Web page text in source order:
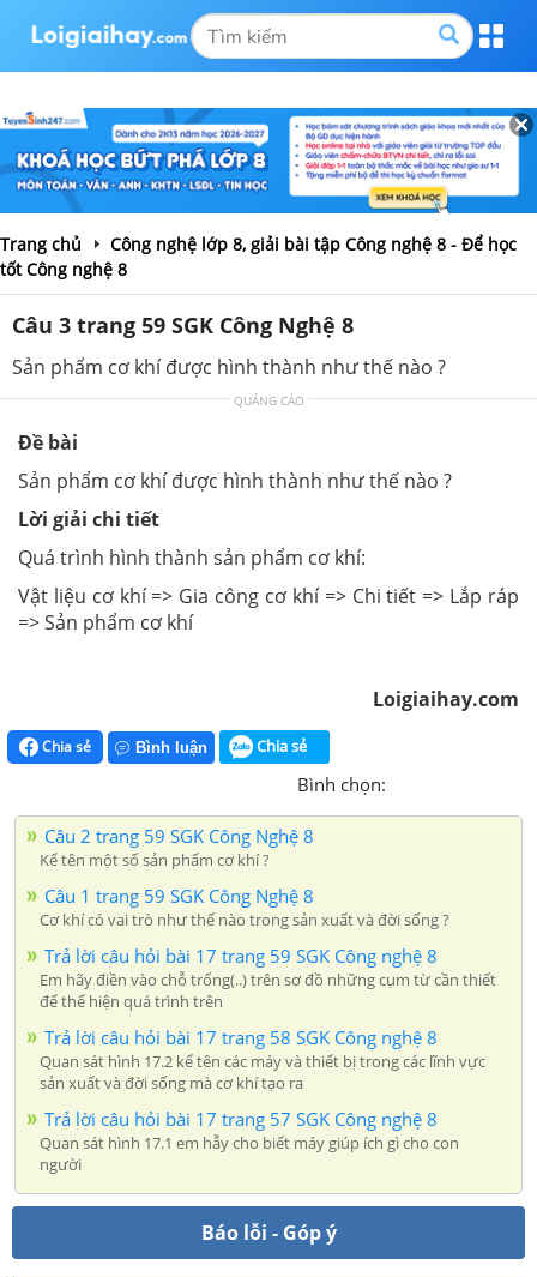
Trang chủ
Công nghệ lớp 8, giải bài tập Công nghệ 8 - Để học
tốt Công nghệ 8
Câu 3 trang 59 SGK Công Nghệ 8
Sản phẩm cơ khí được hình thành như thế nào ?
QUẢNG CÁO
Đề bài
Sản phẩm cơ khí được hình thành như thế nào ?
Lời giải chi tiết
Quá trình hình thành sản phẩm cơ khí:
Vật liệu cơ khí => Gia công cơ khí => Chi tiết => Lắp ráp
=> Sản phẩm cơ khí
Loigiaihay.com
Chia sẻ Bình luận Chia sẻ
Bình chọn:
Câu 2 trang 59 SGK Công Nghệ 8
Kể tên một số sản phẩm cơ khí ?
Câu 1 trang 59 SGK Công Nghệ 8
Cơ khí có vai trò như thế nào trong sản xuất và đời sống ?
Trả lời câu hỏi bài 17 trang 59 SGK Công nghệ 8
Em hãy điền vào chỗ trống(..) trên sơ đồ những cụm từ cần thiết
để thể hiện quá trình trên
Trả lời câu hỏi bài 17 trang 58 SGK Công nghệ 8
Quan sát hình 17.2 kể tên các máy và thiết bị trong các lĩnh vực
sản xuất và đời sống mà cơ khí tạo ra
Trả lời câu hỏi bài 17 trang 57 SGK Công nghệ 8
Quan sát hình 17.1 em hẫy cho biết máy giúp ích gì cho con
người
Báo lỗi - Góp ý